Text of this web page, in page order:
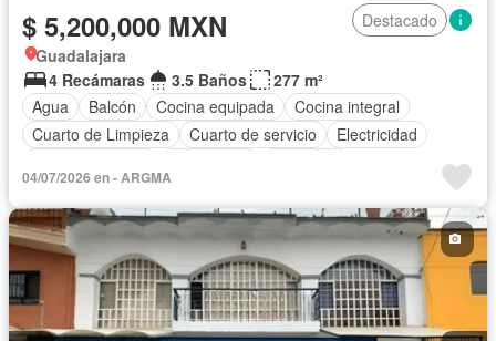
$ 5,200,000 MXN
Destacado
Guadalajara
4 Recámaras
3.5 Baños
277 m²
Agua
Balcón Cocina equipada
Cocina integral
Cuarto de Limpieza
Cuarto de servicio
Electricidad
Recámara con closet
04/07/2026 en - ARGMA